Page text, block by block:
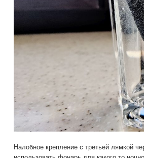
Налобное крепление с третьей лямкой